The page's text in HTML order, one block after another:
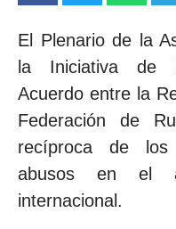
El Plenario de la
la Iniciativa de
Acuerdo entre la
Federación de
recíproca de los
abusos en el
internacional.